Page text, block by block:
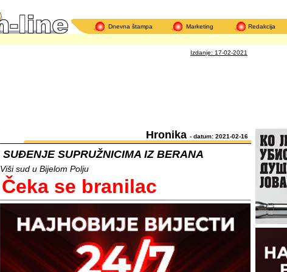
Dnevna štampa Marketing Redakcija
Izdanje: 17-02-2021
Hronika - datum: 2021-02-16
SUĐENJE SUPRUŽNICIMA IZ BERANA
Viši sud u Bijelom Polju
Čeka se branilac